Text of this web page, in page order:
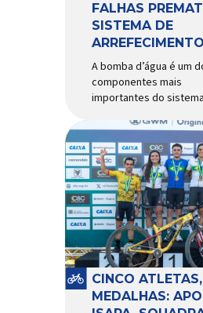
FALHAS
SISTEMA DE
ARREFECIMENTO
A bomba d’água é um
componentes mais
importantes do
garantir a circulação
do líquido de
entre motor, radiador
componentes do
controlando a
operação e evitando
superaquecimentos.
trabalhar
enquanto o motor está
funcionamento, a
d’água exige não
CINCO
MEDALHAS: